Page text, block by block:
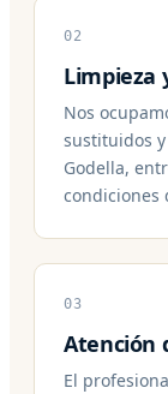
02
Limpieza
Nos
sustituidos
Godella,
condiciones
03
Atención
El